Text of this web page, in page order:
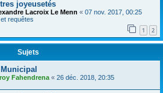
r
joyeusetés
Lacroix Le Menn « 07 nov. 2017, 00:25
requêtes
1 2
Sujets
Fahendrena « 26 déc. 2018, 20:35